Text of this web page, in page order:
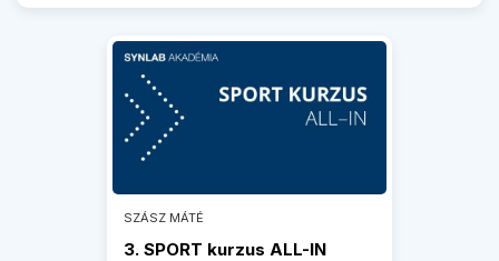
SZÁSZ MÁTÉ
3. SPORT kurzus ALL-IN